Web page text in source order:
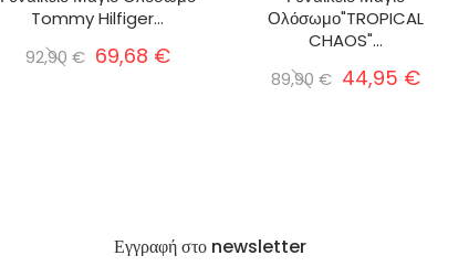
Tommy Hilfiger...
92,90 € 69,68 €
Ολόσωμο"TROPICAL
CHAOS"...
89,90 € 44,95 €
Εγγραφή στο newsletter